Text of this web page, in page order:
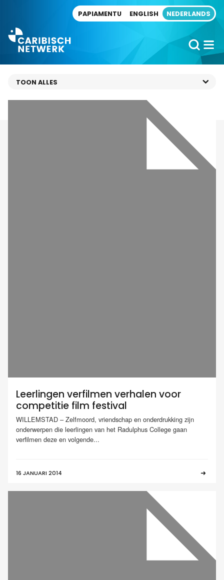
PAPIAMENTU ENGLISH NEDERLANDS
Leerlingen verfilmen verhalen voor
competitie film festival
WILLEMSTAD – Zelfmoord, vriendschap en onderdrukking zijn
onderwerpen die leerlingen van het Radulphus College gaan
verfilmen deze en volgende...
16 JANUARI 2014